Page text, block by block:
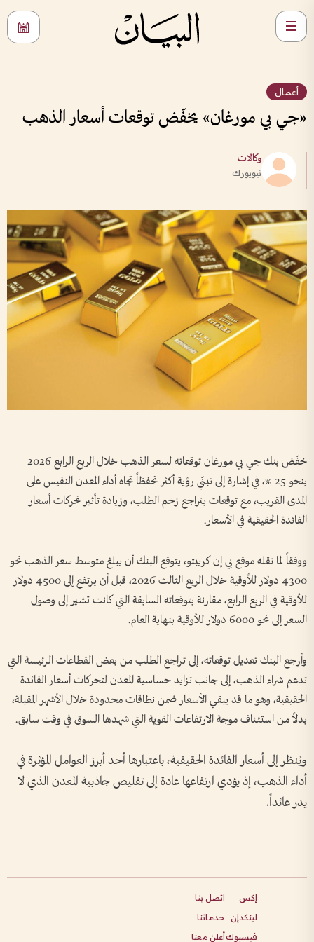
أعمال
«جي بي مورغان» يخفّض توقعات أسعار الذهب
وكالات
نيويورك
خفّض بنك جي بي مورغان توقعاته لسعر الذهب خلال الربع الرابع 2026
بنحو 25 %، في إشارة إلى تبنّي رؤية أكثر تحفظاً تجاه أداء المعدن النفيس على
المدى القريب، مع توقعات بتراجع زخم الطلب، وزيادة تأثير تحركات أسعار
الفائدة الحقيقية في الأسعار.
ووفقاً لما نقله موقع بي إن كريبتو، يتوقع البنك أن يبلغ متوسط سعر الذهب نحو
4300 دولار للأوقية خلال الربع الثالث 2026، قبل أن يرتفع إلى 4500 دولار
للأوقية في الربع الرابع، مقارنة بتوقعاته السابقة التي كانت تشير إلى وصول
السعر إلى نحو 6000 دولار للأوقية بنهاية العام.
وأرجع البنك تعديل توقعاته، إلى تراجع الطلب من بعض القطاعات الرئيسة التي
تدعم شراء الذهب، إلى جانب تزايد حساسية المعدن لتحركات أسعار الفائدة
الحقيقية، وهو ما قد يبقي الأسعار ضمن نطاقات محدودة خلال الأشهر المقبلة،
بدلاً من استئناف موجة الارتفاعات القوية التي شهدها السوق في وقت سابق.
ويُنظر إلى أسعار الفائدة الحقيقية، باعتبارها أحد أبرز العوامل المؤثرة في
أداء الذهب، إذ يؤدي ارتفاعها عادة إلى تقليص جاذبية المعدن الذي لا
يدر عائداً.
إكس
لينكدإن
فيسبوك
اتصل بنا
خدماتنا
أعلن معنا